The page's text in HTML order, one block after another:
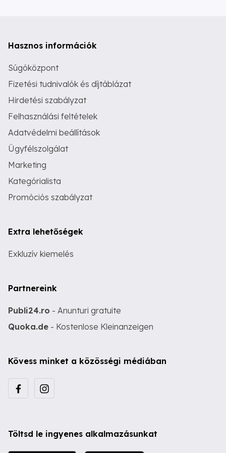
Hasznos információk
Súgóközpont
Fizetési tudnivalók és díjtáblázat
Hirdetési szabályzat
Felhasználási feltételek
Adatvédelmi beállítások
Ügyfélszolgálat
Marketing
Kategórialista
Promóciós szabályzat
Extra lehetőségek
Exkluzív kiemelés
Partnereink
Publi24.ro - Anunturi gratuite
Quoka.de - Kostenlose Kleinanzeigen
Kövess minket a közösségi médiában
Töltsd le ingyenes alkalmazásunkat